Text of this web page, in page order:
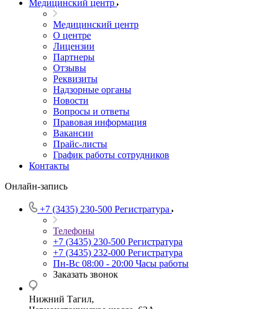
Медицинский центр
Медицинский центр
О центре
Лицензии
Партнеры
Отзывы
Реквизиты
Надзорные органы
Новости
Вопросы и ответы
Правовая информация
Вакансии
Прайс-листы
График работы сотрудников
Контакты
Онлайн-запись
+7 (3435) 230-500 Регистратура
Телефоны
+7 (3435) 230-500 Регистратура
+7 (3435) 232-000 Регистратура
Пн-Вс 08:00 - 20:00 Часы работы
Заказать звонок
Нижний Тагил,